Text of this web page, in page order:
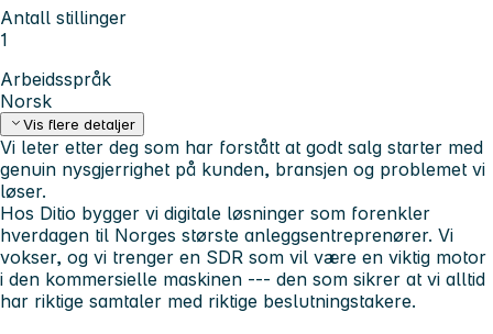
Antall stillinger
1
Arbeidsspråk
Norsk
Vis flere detaljer
Vi leter etter deg som har forstått at godt salg starter med
genuin nysgjerrighet på kunden, bransjen og problemet vi
løser.
Hos Ditio bygger vi digitale løsninger som forenkler
hverdagen til Norges største anleggsentreprenører. Vi
vokser, og vi trenger en SDR som vil være en viktig motor
i den kommersielle maskinen --- den som sikrer at vi alltid
har riktige samtaler med riktige beslutningstakere.